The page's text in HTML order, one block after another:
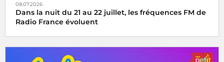
08.07.2026
Dans la nuit du 21 au 22 juillet, les fréquences FM de
Radio France évoluent